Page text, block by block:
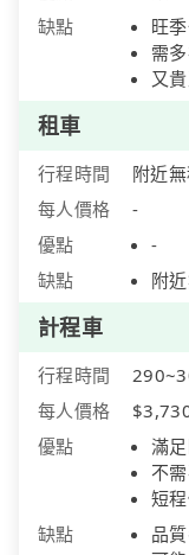
缺點
旺
需
又
租車
行程時間
附近
每人價格
-
優點
-
缺點
附
計程車
行程時間
每人價格
優點
滿
不
短
缺點
品